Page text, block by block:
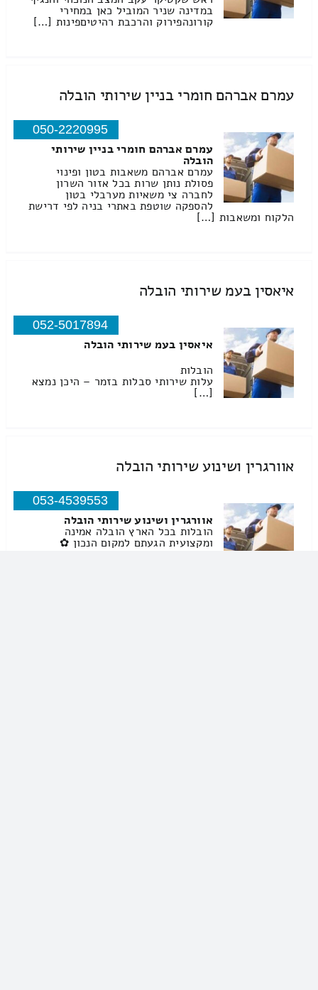
במדינה שניר המוביל כאן במחירי
קורונהפירוק והרכבת רהיטיםפינות […]
עמרם אברהם חומרי בניין שירותי הובלה
050-2220995
עמרם אברהם חומרי בניין שירותי
הובלה
עמרם אברהם משאבות בטון ופינוי
פסולת נותן שרות בכל אזור השרון
לחברה צי משאיות מערבלי בטון
להספקה שוטפת באתרי בניה לפי דרישת
הלקוח ומשאבות […]
איאסין בעמ שירותי הובלה
052-5017894
איאסין בעמ שירותי הובלה
הובלות
עלות שירותי סבלות בזמר – היכן נמצא
[…]
אוורגרין ושינוע שירותי הובלה
053-4539553
אוורגרין ושינוע שירותי הובלה
הובלות בכל הארץ הובלה אמינה
ומקצועית הגעתם למקום הנכון ✿